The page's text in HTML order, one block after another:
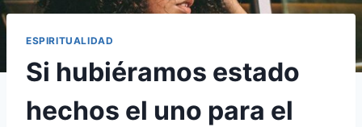
ESPIRITUALIDAD
Si hubiéramos estado
hechos el uno para el